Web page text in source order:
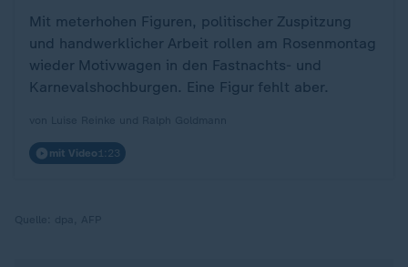
Mit meterhohen Figuren, politischer Zuspitzung
und handwerklicher Arbeit rollen am Rosenmontag
wieder Motivwagen in den Fastnachts- und
Karnevalshochburgen. Eine Figur fehlt aber.
mit Video 1:23